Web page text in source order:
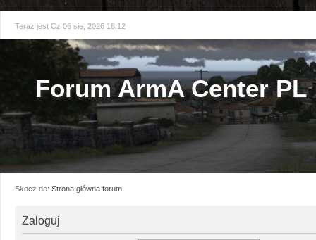
Teraz jest Cz 06 sie, 2026 18:12
Forum ArmA Center PL
Skocz do: Strona główna forum
Zaloguj